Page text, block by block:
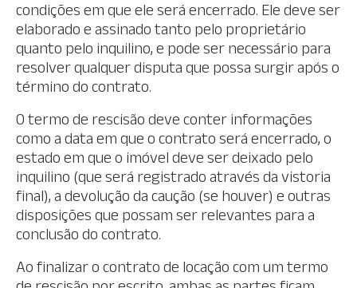
condições em que ele será encerrado. Ele deve ser
elaborado e assinado tanto pelo proprietário
quanto pelo inquilino, e pode ser necessário para
resolver qualquer disputa que possa surgir após o
término do contrato.
O termo de rescisão deve conter informações
como a data em que o contrato será encerrado, o
estado em que o imóvel deve ser deixado pelo
inquilino (que será registrado através da vistoria
final), a devolução da caução (se houver) e outras
disposições que possam ser relevantes para a
conclusão do contrato.
Ao finalizar o contrato de locação com um termo